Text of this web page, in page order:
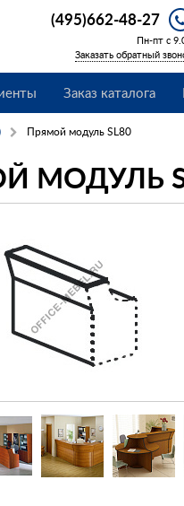
(495)662-48-27
Пн-пт с
Заказать обратный
Заказ каталога
Прямой модуль SL80
МОДУЛЬ